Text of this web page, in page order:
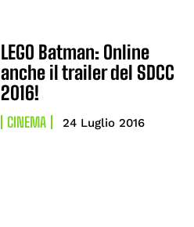
LEGO Batman: Online
anche il trailer del SDCC
2016!
CINEMA 24 Luglio 2016